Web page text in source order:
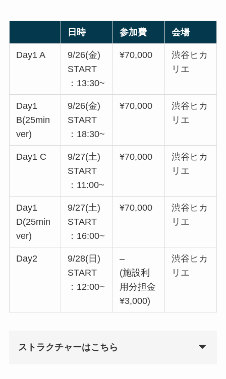
日時 参加費 会場
Day1 A
9/26(金)
START
：13:30~
¥70,000
渋谷ヒカ
リエ
Day1
B(25min
ver)
9/26(金)
START
：18:30~
¥70,000
渋谷ヒカ
リエ
Day1 C
9/27(土)
START
：11:00~
¥70,000
渋谷ヒカ
リエ
Day1
D(25min
ver)
9/27(土)
START
：16:00~
¥70,000
渋谷ヒカ
リエ
Day2
9/28(日)
START
：12:00~
–
(施設利
用分担金
¥3,000)
渋谷ヒカ
リエ
ストラクチャーはこちら